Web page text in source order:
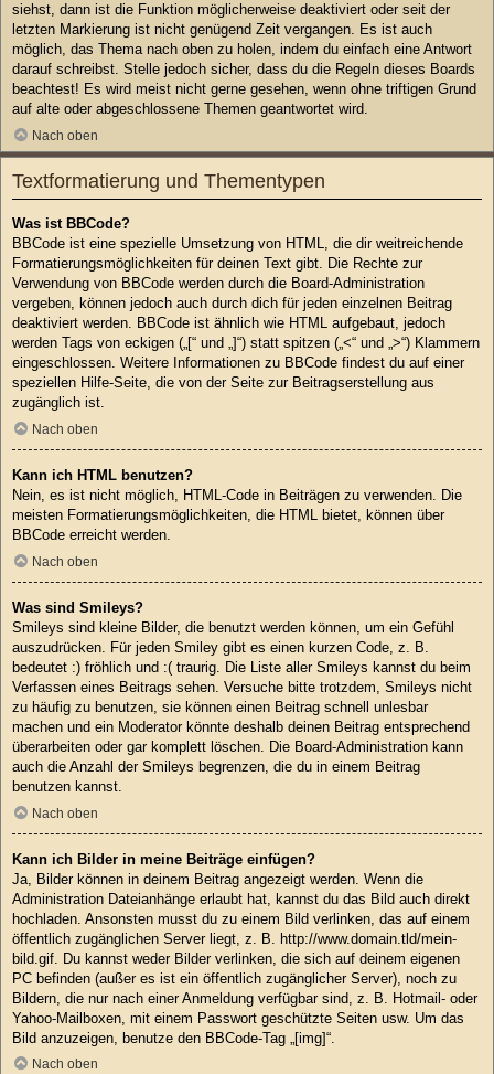
siehst, dann ist die Funktion möglicherweise deaktiviert oder seit der
letzten Markierung ist nicht genügend Zeit vergangen. Es ist auch
möglich, das Thema nach oben zu holen, indem du einfach eine Antwort
darauf schreibst. Stelle jedoch sicher, dass du die Regeln dieses Boards
beachtest! Es wird meist nicht gerne gesehen, wenn ohne triftigen Grund
auf alte oder abgeschlossene Themen geantwortet wird.
Nach oben
Textformatierung und Thementypen
Was ist BBCode?
BBCode ist eine spezielle Umsetzung von HTML, die dir weitreichende
Formatierungsmöglichkeiten für deinen Text gibt. Die Rechte zur
Verwendung von BBCode werden durch die Board-Administration
vergeben, können jedoch auch durch dich für jeden einzelnen Beitrag
deaktiviert werden. BBCode ist ähnlich wie HTML aufgebaut, jedoch
werden Tags von eckigen („[“ und „]“) statt spitzen („<“ und „>“) Klammern
eingeschlossen. Weitere Informationen zu BBCode findest du auf einer
speziellen Hilfe-Seite, die von der Seite zur Beitragserstellung aus
zugänglich ist.
Nach oben
Kann ich HTML benutzen?
Nein, es ist nicht möglich, HTML-Code in Beiträgen zu verwenden. Die
meisten Formatierungsmöglichkeiten, die HTML bietet, können über
BBCode erreicht werden.
Nach oben
Was sind Smileys?
Smileys sind kleine Bilder, die benutzt werden können, um ein Gefühl
auszudrücken. Für jeden Smiley gibt es einen kurzen Code, z. B.
bedeutet :) fröhlich und :( traurig. Die Liste aller Smileys kannst du beim
Verfassen eines Beitrags sehen. Versuche bitte trotzdem, Smileys nicht
zu häufig zu benutzen, sie können einen Beitrag schnell unlesbar
machen und ein Moderator könnte deshalb deinen Beitrag entsprechend
überarbeiten oder gar komplett löschen. Die Board-Administration kann
auch die Anzahl der Smileys begrenzen, die du in einem Beitrag
benutzen kannst.
Nach oben
Kann ich Bilder in meine Beiträge einfügen?
Ja, Bilder können in deinem Beitrag angezeigt werden. Wenn die
Administration Dateianhänge erlaubt hat, kannst du das Bild auch direkt
hochladen. Ansonsten musst du zu einem Bild verlinken, das auf einem
öffentlich zugänglichen Server liegt, z. B. http://www.domain.tld/mein-
bild.gif. Du kannst weder Bilder verlinken, die sich auf deinem eigenen
PC befinden (außer es ist ein öffentlich zugänglicher Server), noch zu
Bildern, die nur nach einer Anmeldung verfügbar sind, z. B. Hotmail- oder
Yahoo-Mailboxen, mit einem Passwort geschützte Seiten usw. Um das
Bild anzuzeigen, benutze den BBCode-Tag „[img]“.
Nach oben